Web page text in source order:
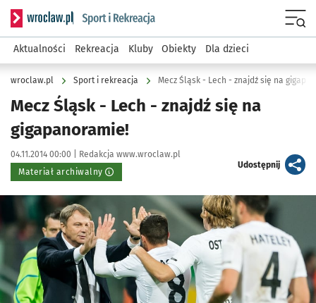
Serwis informacyjny wroclaw.pl podserwis: Sport i rekreacja
Aktualności Rekreacja Kluby Obiekty Dla dzieci
wroclaw.pl Sport i rekreacja Mecz Śląsk - Lech - znajdź się na
Mecz Śląsk - Lech - znajdź się na
gigapanoramie!
Data publikacji:
04.11.2014 00:00 | Autor:
Redakcja www.wroclaw.pl
Materiał archiwalny
Udostępnijartykuł
Kliknij, aby powiększyć